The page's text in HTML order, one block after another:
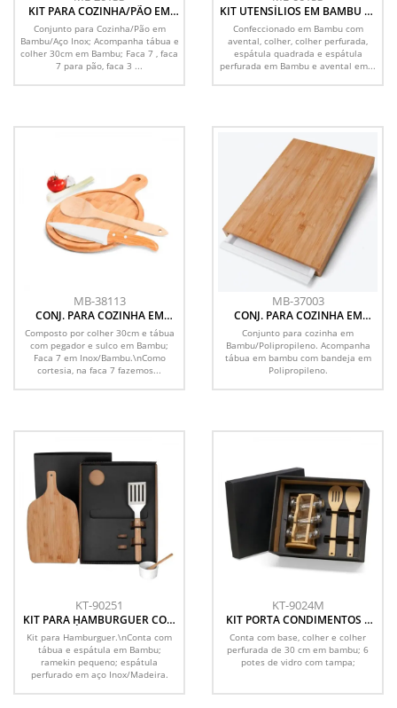
KIT PARA COZINHA/PÃO EM
BAMBU/INOX- 5 PÇS
Conjunto para Cozinha/Pão em
Bambu/Aço Inox; Acompanha tábua e
colher 30cm em Bambu; Faca 7 , faca
7 para pão, faca 3 ...
KIT UTENSÍLIOS EM BAMBU 30
CM COM AVENTAL - 5 PÇS
Confeccionado em Bambu com
avental, colher, colher perfurada,
espátula quadrada e espátula
perfurada em Bambu e avental em...
MB-38113
CONJ. PARA COZINHA EM
BAMBU / INOX - 3 PÇS
Composto por colher 30cm e tábua
com pegador e sulco em Bambu;
Faca 7 em Inox/Bambu.\nComo
cortesia, na faca 7 fazemos...
MB-37003
CONJ. PARA COZINHA EM
BAMBU / POLIPROPILENO - 2
PÇS
Conjunto para cozinha em
Bambu/Polipropileno. Acompanha
tábua em bambu com bandeja em
Polipropileno.
KT-90251
KIT PARA HAMBURGUER COM
ESPÁTULA - 4 PÇS
Kit para Hamburguer.\nConta com
tábua e espátula em Bambu;
ramekin pequeno; espátula
perfurado em aço Inox/Madeira.
KT-9024M
KIT PORTA CONDIMENTOS E
COLHERES - 3 PEÇAS
Conta com base, colher e colher
perfurada de 30 cm em bambu; 6
potes de vidro com tampa;